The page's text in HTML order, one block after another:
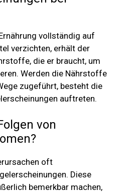
vollständig auf
verzichten, erhält der
die er braucht, um
Werden die Nährstoffe
zugeführt, besteht die
auftreten.
von
oft
Diese
bemerkbar machen,